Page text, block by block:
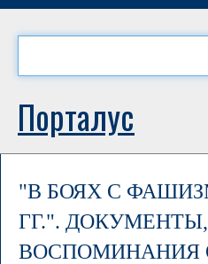
Порталус
"В БОЯХ С
ГГ.".
ВОСПОМИНАНИЯ